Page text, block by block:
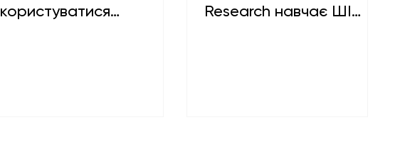
користуватися
Research навчає ШІ